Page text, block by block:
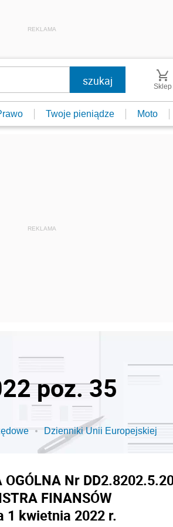
REKLAMA
Sklep
Twoje pieniądze Moto
poz. 35
Dzienniki Unii Europejskiej
OGÓLNA Nr
FINANSÓW
1 kwietnia 2022 r.